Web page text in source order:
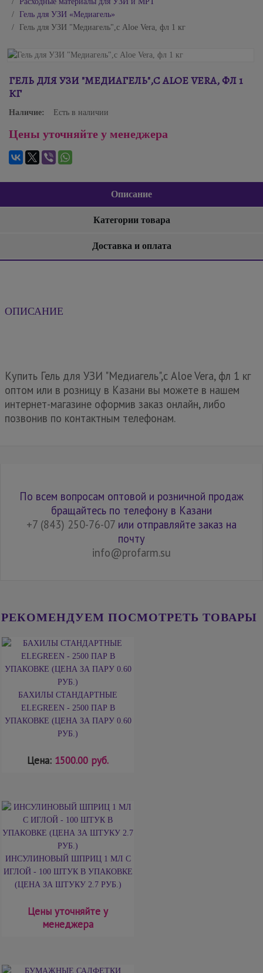
Гель для УЗИ «Медиагель»
Гель для УЗИ "Медиагель",с Aloe Vera, фл 1 кг
ГЕЛЬ ДЛЯ УЗИ "МЕДИАГЕЛЬ",С ALOE VERA, ФЛ 1
КГ
Наличие: Есть в наличии
Цены уточняйте у менеджера
Описание
Категории товара
Доставка и оплата
ОПИСАНИЕ
Купить Гель для УЗИ "Медиагель",с Aloe Vera, фл 1 кг
оптом или в розницу в Казани вы можете в нашем
интернет-магазине оформив заказ онлайн, либо
позвонив по контактным телефонам.
По всем вопросам оптовой и розничной продаж
бращайтесь по телефону в Казани
+7 (843) 250-76-07 или отправляйте заказ на
почту
info@profarm.su
РЕКОМЕНДУЕМ ПОСМОТРЕТЬ ТОВАРЫ
БАХИЛЫ СТАНДАРТНЫЕ
ELEGREEN - 2500 ПАР В
УПАКОВКЕ (ЦЕНА ЗА ПАРУ 0.60
РУБ.)
Цена: 1500.00 руб.
ИНСУЛИНОВЫЙ ШПРИЦ 1 МЛ С
ИГЛОЙ - 100 ШТУК В УПАКОВКЕ
(ЦЕНА ЗА ШТУКУ 2.7 РУБ.)
Цены уточняйте у
менеджера